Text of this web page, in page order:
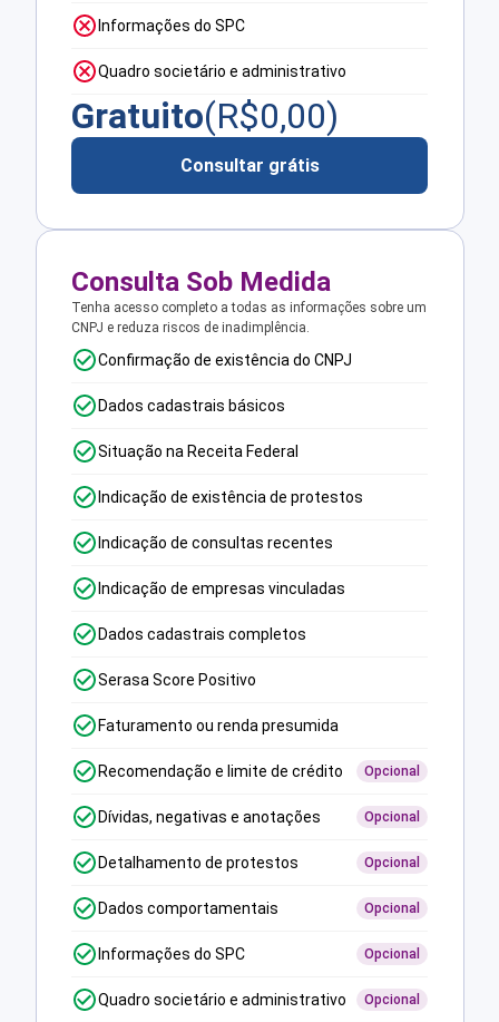
Informações do SPC
Quadro societário e administrativo
Gratuito(R$0,00)
Consultar grátis
Consulta Sob Medida
Tenha acesso completo a todas as informações sobre um
CNPJ e reduza riscos de inadimplência.
Confirmação de existência do CNPJ
Dados cadastrais básicos
Situação na Receita Federal
Indicação de existência de protestos
Indicação de consultas recentes
Indicação de empresas vinculadas
Dados cadastrais completos
Serasa Score Positivo
Faturamento ou renda presumida
Recomendação e limite de crédito Opcional
Dívidas, negativas e anotações Opcional
Detalhamento de protestos Opcional
Dados comportamentais Opcional
Informações do SPC Opcional
Quadro societário e administrativo Opcional